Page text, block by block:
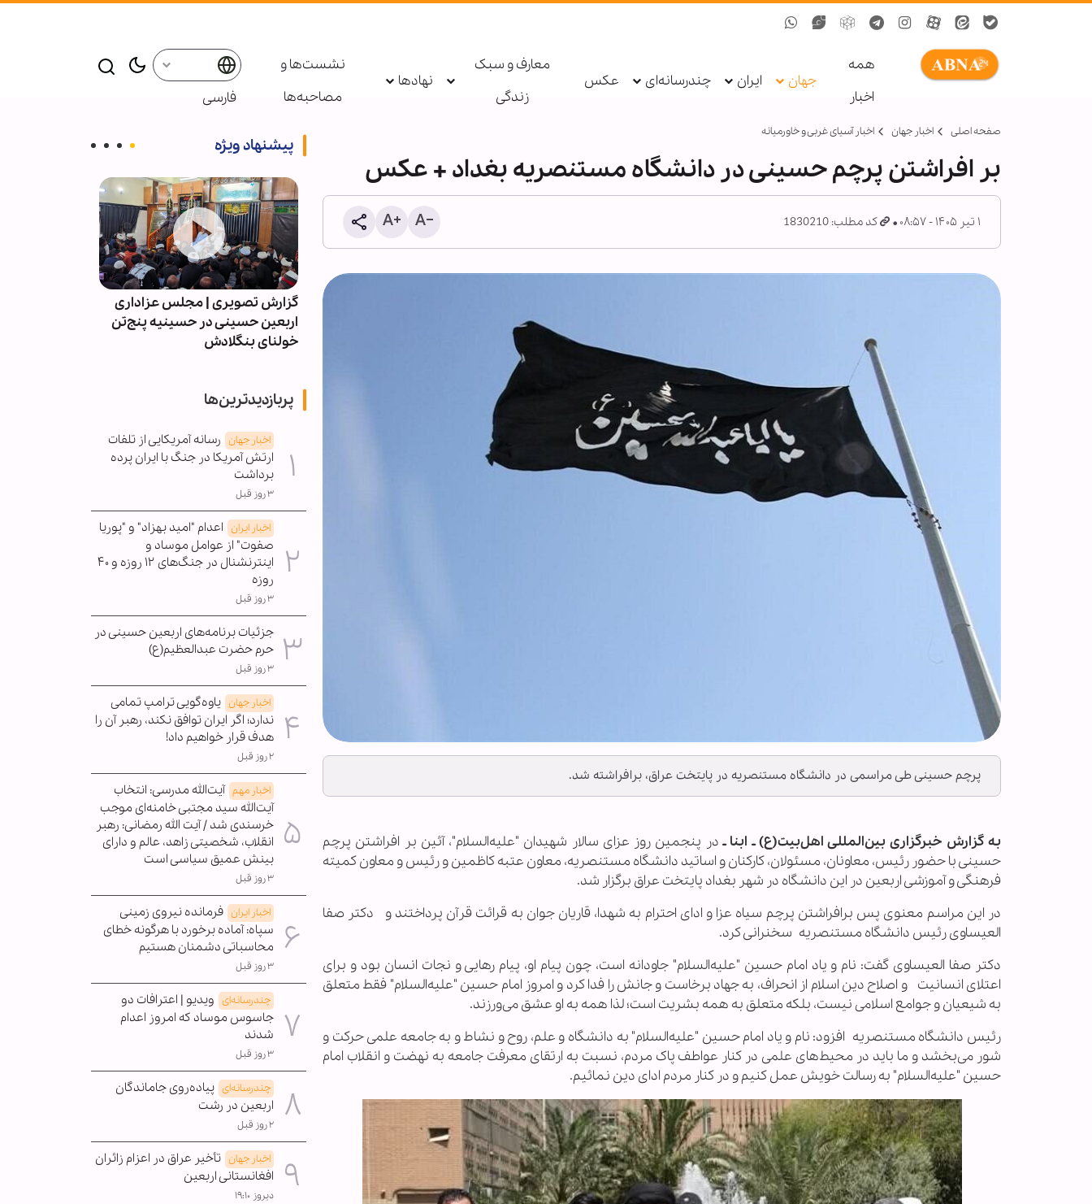
همه
اخبار
جهان ایران چندرسانه‌ای عکس
معارف و سبک
زندگی
نهادها
نشست‌ها و
مصاحبه‌ها
فارسی
صفحه اصلی اخبار جهان اخبار آسیای غربی و خاورمیانه
بر افراشتن پرچم حسینی در دانشگاه مستنصریه بغداد + عکس
۱ تیر ۱۴۰۵ - ۰۸:۵۷ کد مطلب: 1830210
پرچم حسینی طی مراسمی در دانشگاه مستنصریه در پایتخت عراق، برافراشته شد.
به گزارش خبرگزاری بین‌المللی اهل‌بیت(ع) ـ ابنا ـ در پنجمین روز عزای سالار شهیدان "علیه‌السلام"، آئین بر افراشتن پرچم
حسینی با حضور رئیس، معاونان، مسئولان، کارکنان و اساتید دانشگاه مستنصریه، معاون عتبه کاظمین و رئیس و معاون کمیته
فرهنگی و آموزشی اربعین در این دانشگاه در شهر بغداد پایتخت عراق برگزار شد.
در این مراسم معنوی پس برافراشتن پرچم سیاه عزا و ادای احترام به شهدا، قاریان جوان به قرائت قرآن پرداختند و دکتر صفا
العیساوی رئیس دانشگاه مستنصریه سخنرانی کرد.
دکتر صفا العیساوی گفت: نام و یاد امام حسین "علیه‌السلام" جاودانه است، چون پیام او، پیام رهایی و نجات انسان بود و برای
اعتلای انسانیت و اصلاح دین اسلام از انحراف، به جهاد برخاست و جانش را فدا کرد و امروز امام حسین "علیه‌السلام" فقط متعلق
به شیعیان و جوامع اسلامی نیست، بلکه متعلق به همه بشریت است‌؛ لذا همه به او عشق می‌ورزند.
رئیس دانشگاه مستنصریه افزود: نام و یاد امام حسین "علیه‌السلام" به دانشگاه و علم، روح و نشاط و به جامعه علمی حرکت و
شور می‌بخشد و ما باید در محیط‌های علمی در کنار عواطف پاک مردم، نسبت به ارتقای معرفت جامعه به نهضت و انقلاب امام
حسین "علیه‌السلام" به رسالت خویش عمل کنیم و در کنار مردم ادای دین نمائیم.
پیشنهاد ویژه
گزارش تصویری | راهپیمایی اربعین
گزارش تصویری | مجلس عزاداری
اربعین حسینی در حسینیه پنج‌تن
خولنای بنگلادش
پربازدیدترین‌ها
اخبار جهان رسانه آمریکایی از تلفات
ارتش آمریکا در جنگ با ایران پرده
برداشت
۳ روز قبل
اخبار ایران اعدام "امید بهزاد" و "پوریا
صفوت" از عوامل موساد و
اینترنشنال در جنگ‌های ۱۲ روزه و ۴۰
روزه
۳ روز قبل
جزئیات برنامه‌های اربعین حسینی در
حرم حضرت عبدالعظیم(ع)
۳ روز قبل
اخبار جهان یاوه‌گویی ترامپ تمامی
ندارد؛ اگر ایران توافق نکند، رهبر آن را
هدف قرار خواهیم داد!
۲ روز قبل
اخبار مهم آیت‌الله مدرسی: انتخاب
آیت‌الله سید مجتبی خامنه‌ای موجب
خرسندی شد / آیت الله رمضانی: رهبر
انقلاب، شخصیتی زاهد، عالم و دارای
بینش عمیق سیاسی است
۳ روز قبل
اخبار ایران فرمانده نیروی زمینی
سپاه: آماده برخورد با هرگونه خطای
محاسباتی دشمنان هستیم
۳ روز قبل
چندرسانه‌ای ویدیو | اعترافات دو
جاسوس موساد که امروز اعدام
شدند
۳ روز قبل
چندرسانه‌ای پیاده‌روی جاماندگان
اربعین در رشت
۲ روز قبل
اخبار جهان تأخیر عراق در اعزام زائران
افغانستانی اربعین
دیروز ۱۹:۱۰